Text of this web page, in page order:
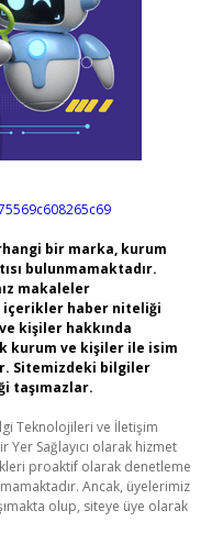
bir marka, kurum
bulunmamaktadır.
makaleler
içerikler haber niteliği
kişiler hakkında
kurum ve kişiler ile isim
Sitemizdeki bilgiler
taşımazlar.
Teknolojileri ve İletişim
Yer Sağlayıcı olarak hizmet
proaktif olarak denetleme
Ancak, üyelerimiz
olup, siteye üye olarak